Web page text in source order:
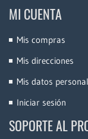
MI CUENTA
Mis compras
Mis direcciones
Mis datos
Iniciar sesión
SOPORTE AL